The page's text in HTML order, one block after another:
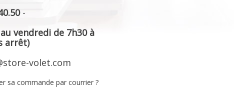
-
vendredi de 7h30 à
arrêt)
volet.com
sa commande par courrier ?